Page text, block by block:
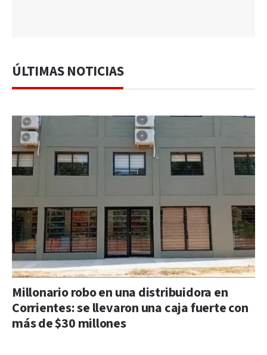
ÚLTIMAS NOTICIAS
Millonario robo en una distribuidora en
Corrientes: se llevaron una caja fuerte con
más de $30 millones